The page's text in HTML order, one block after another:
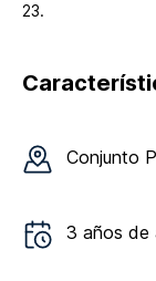
23.
Conjunto
3 años de